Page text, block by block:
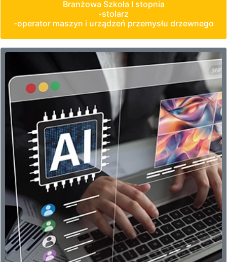
Branżowa Szkoła I stopnia
-stolarz
-operator maszyn i urządzeń przemysłu drzewnego